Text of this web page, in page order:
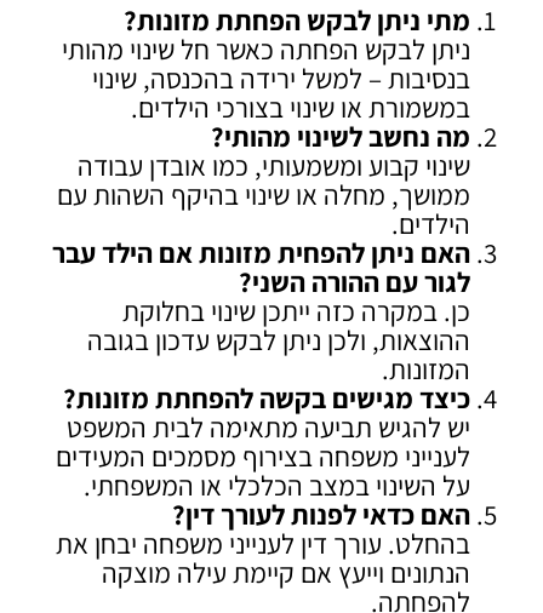
מתי ניתן לבקש הפחתת מזונות?
ניתן לבקש הפחתה כאשר חל שינוי מהותי
בנסיבות – למשל ירידה בהכנסה, שינוי
במשמורת או שינוי בצורכי הילדים.
מה נחשב לשינוי מהותי?
שינוי קבוע ומשמעותי, כמו אובדן עבודה
ממושך, מחלה או שינוי בהיקף השהות עם
הילדים.
האם ניתן להפחית מזונות אם הילד עבר
לגור עם ההורה השני?
כן. במקרה כזה ייתכן שינוי בחלוקת
ההוצאות, ולכן ניתן לבקש עדכון בגובה
המזונות.
כיצד מגישים בקשה להפחתת מזונות?
יש להגיש תביעה מתאימה לבית המשפט
לענייני משפחה בצירוף מסמכים המעידים
על השינוי במצב הכלכלי או המשפחתי.
האם כדאי לפנות לעורך דין?
בהחלט. עורך דין לענייני משפחה יבחן את
הנתונים וייעץ אם קיימת עילה מוצקה
להפחתה.